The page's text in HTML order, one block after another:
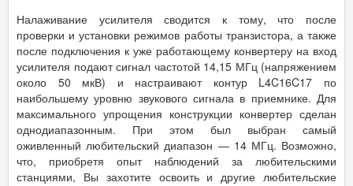
Налаживание усилителя сводится к тому, что после
проверки и установки режимов работы транзистора, а также
после подключения к уже работающему конвертеру на вход
усилителя подают сигнал частотой 14,15 МГц (напряжением
около 50 мкВ) и настраивают контур L4C16C17 по
наибольшему уровню звукового сигнала в приемнике. Для
максимального упрощения конструкции конвертер сделан
однодиапазонным. При этом был выбран самый
оживленный любительский диапазон — 14 МГц. Возможно,
что, приобретя опыт наблюдений за любительскими
станциями, Вы захотите освоить и другие любительские